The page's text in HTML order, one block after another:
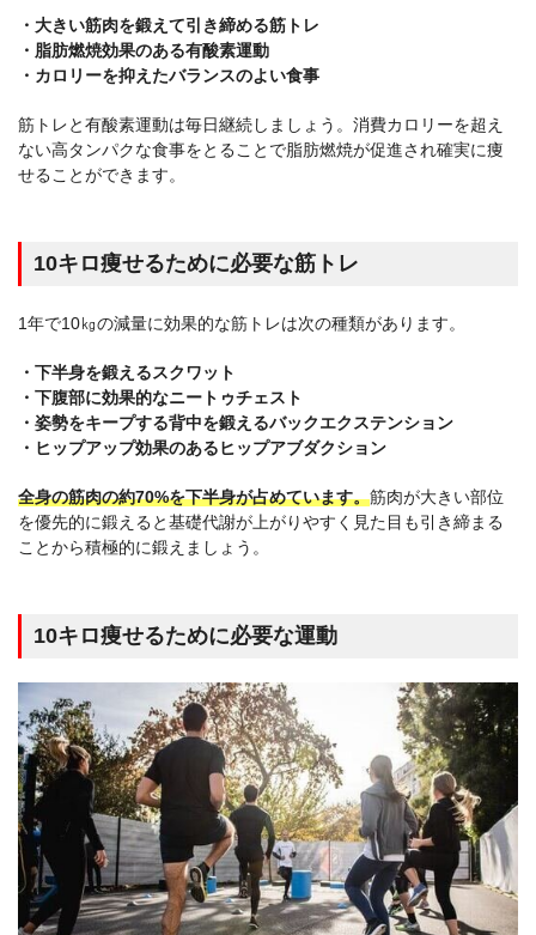
・大きい筋肉を鍛えて引き締める筋トレ
・脂肪燃焼効果のある有酸素運動
・カロリーを抑えたバランスのよい食事
筋トレと有酸素運動は毎日継続しましょう。消費カロリーを超え
ない高タンパクな食事をとることで脂肪燃焼が促進され確実に痩
せることができます。
10キロ痩せるために必要な筋トレ
1年で10㎏の減量に効果的な筋トレは次の種類があります。
・下半身を鍛えるスクワット
・下腹部に効果的なニートゥチェスト
・姿勢をキープする背中を鍛えるバックエクステンション
・ヒップアップ効果のあるヒップアブダクション
全身の筋肉の約70%を下半身が占めています。筋肉が大きい部位
を優先的に鍛えると基礎代謝が上がりやすく見た目も引き締まる
ことから積極的に鍛えましょう。
10キロ痩せるために必要な運動